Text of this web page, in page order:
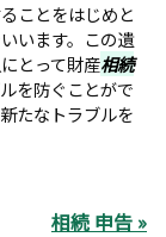
ことをはじめと
います。この遺
とって財産相続
を防ぐことがで
たなトラブルを
相続 申告 »